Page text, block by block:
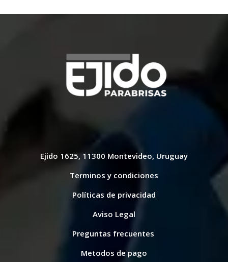
Ejido 1625, 11300 Montevideo, Uruguay
Terminos y condiciones
Políticas de privacidad
Aviso Legal
Preguntas frecuentes
Metodos de pago